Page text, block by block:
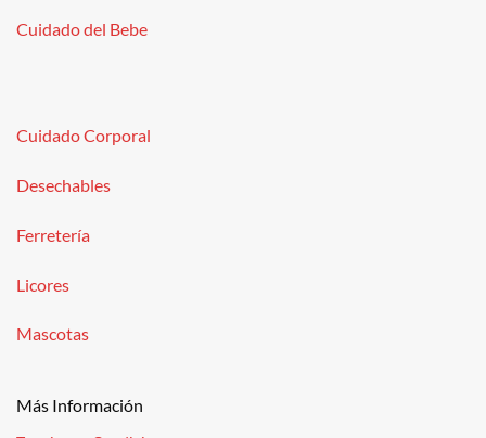
Cuidado del Bebe
Cuidado Corporal
Desechables
Ferretería
Licores
Mascotas
Más Información